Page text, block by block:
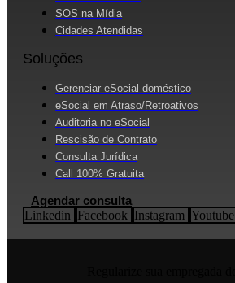
SOS na Mídia
Cidades Atendidas
Soluções
Gerenciar eSocial doméstico
eSocial em Atraso/Retroativos
Auditoria no eSocial
Rescisão de Contrato
Consulta Jurídica
Call 100% Gratuita
Agendar consulta
Linkedin Facebook Instagram Youtube